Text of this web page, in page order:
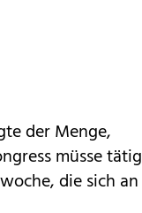
der Menge,
müsse tätig
die sich an